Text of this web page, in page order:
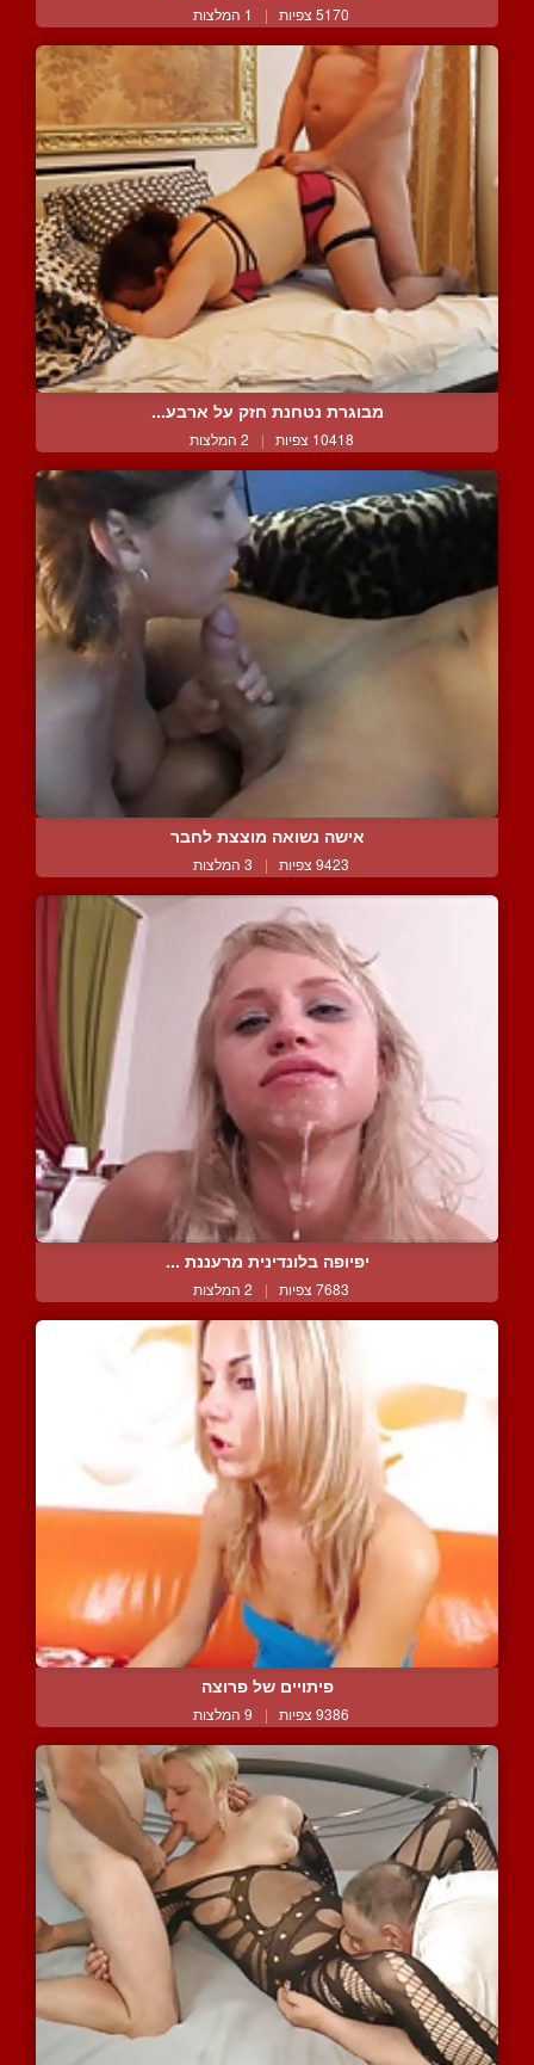
5170 צפיות | 1 המלצות
מבוגרת נטחנת חזק על ארבע...
10418 צפיות | 2 המלצות
אישה נשואה מוצצת לחבר
9423 צפיות | 3 המלצות
יפיופה בלונדינית מרעננת ...
7683 צפיות | 2 המלצות
פיתויים של פרוצה
9386 צפיות | 9 המלצות